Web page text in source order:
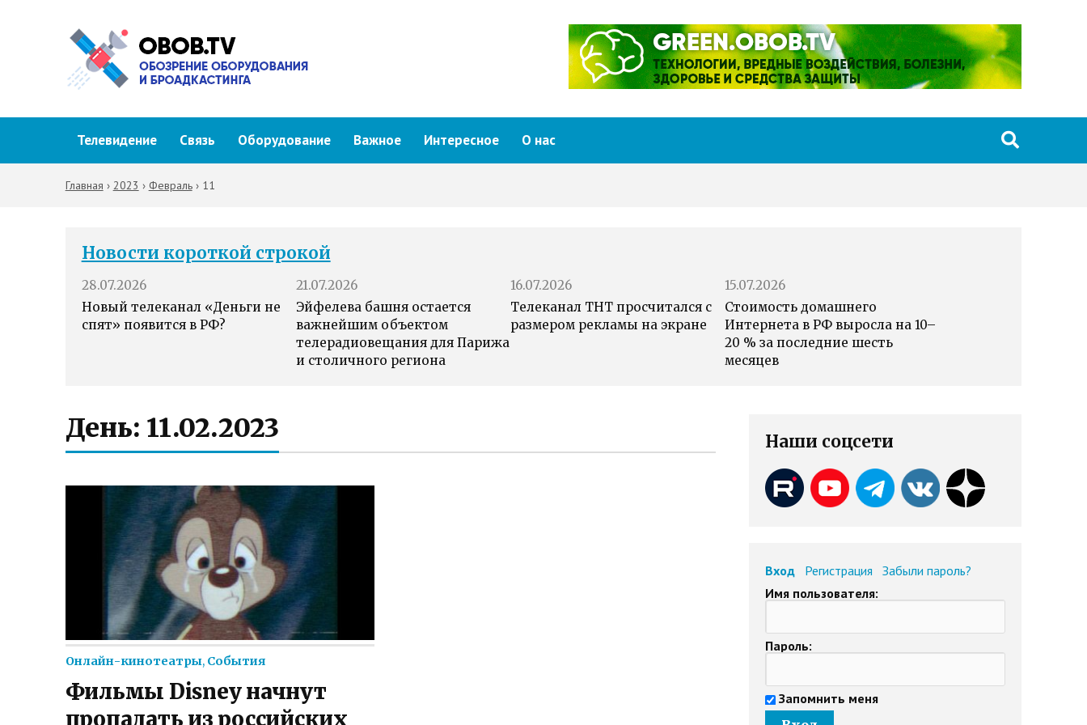
Телевидение Связь Оборудование Важное Интересное О нас
Главная › 2023 › Февраль› 11
Новости короткой строкой
28.07.2026
Новый телеканал «Деньги не
спят» появится в РФ?
21.07.2026
Эйфелева башня остается
важнейшим объектом
телерадиовещания для Парижа
и столичного региона
16.07.2026
Телеканал ТНТ просчитался с
размером рекламы на экране
15.07.2026
Стоимость домашнего
Интернета в РФ выросла на 10–
20 % за последние шесть
месяцев
День: 11.02.2023
Онлайн-кинотеатры, События
Фильмы Disney начнут
пропадать из российских
Наши соцсети
Вход Регистрация
Забыли пароль?
Имя пользователя:
Пароль:
Запомнить меня